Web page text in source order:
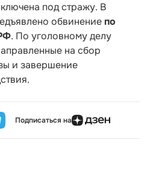
под стражу. В
обвинениепо
. По уголовному делу
на сбор
и завершение
Подписаться на